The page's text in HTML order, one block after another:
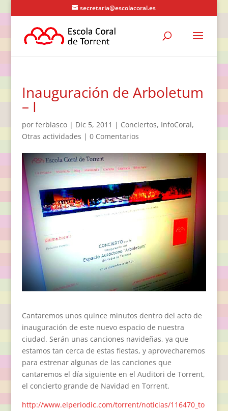
secretaria@escolacoral.es
Inauguración de Arboletum
– I
por ferblasco| Dic 5, 2011 | Conciertos, InfoCoral,
Otras actividades | 0 Comentarios
Cantaremos unos quince minutos dentro del acto de
inauguración de este nuevo espacio de nuestra
ciudad. Serán unas canciones navideñas, ya que
estamos tan cerca de estas fiestas, y aprovecharemos
para estrenar algunas de las canciones que
cantaremos el día siguiente en el Auditori de Torrent,
el concierto grande de Navidad en Torrent.
http://www.elperiodic.com/torrent/noticias/116470_to